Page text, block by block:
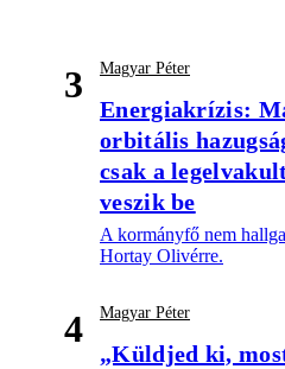
3 Magyar Péter
Energiakrízis:
orbitális
csak a
veszik be
A kormányfő nem
Hortay Olivérre.
4 Magyar Péter
„Küldjed ki,